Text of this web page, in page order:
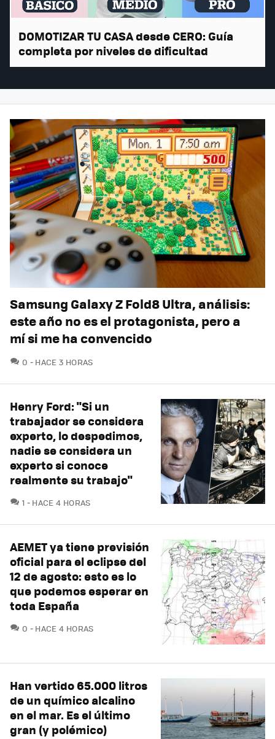
DOMOTIZAR TU CASA desde CERO: Guía
completa por niveles de dificultad
Samsung Galaxy Z Fold8 Ultra, análisis:
este año no es el protagonista, pero a
mí si me ha convencido
0 COMENTARIOS
HACE 3 HORAS
Henry Ford: "Si un
trabajador se considera
experto, lo despedimos,
nadie se considera un
experto si conoce
realmente su trabajo"
1 COMENTARIOS
HACE 4 HORAS
AEMET ya tiene previsión
oficial para el eclipse del
12 de agosto: esto es lo
que podemos esperar en
toda España
0 COMENTARIOS
HACE 4 HORAS
Han vertido 65.000 litros
de un químico alcalino
en el mar. Es el último
gran (y polémico)